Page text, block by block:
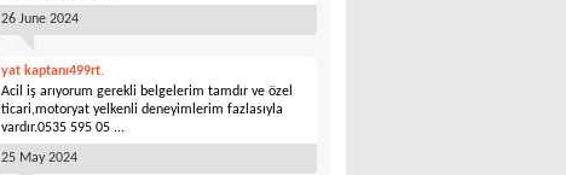
26 June 2024
yat kaptanı499rt.
Acil iş arıyorum gerekli belgelerim tamdır ve özel
ticari,motoryat yelkenli deneyimlerim fazlasıyla
vardır.0535 595 05 ...
25 May 2024